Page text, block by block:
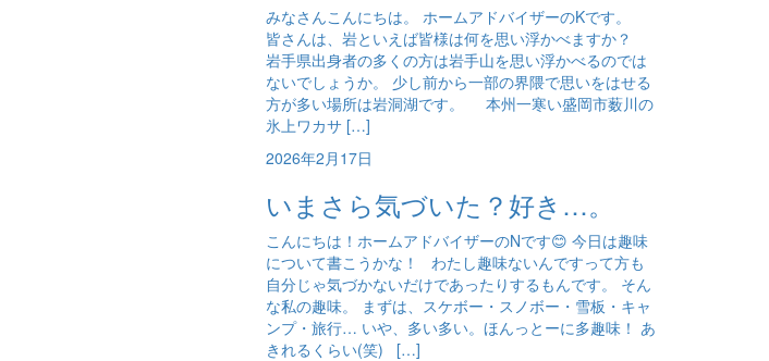
みなさんこんにちは。 ホームアドバイザーのKです。
皆さんは、岩といえば皆様は何を思い浮かべますか？
岩手県出身者の多くの方は岩手山を思い浮かべるのでは
ないでしょうか。 少し前から一部の界隈で思いをはせる
方が多い場所は岩洞湖です。 本州一寒い盛岡市薮川の
氷上ワカサ […]
2026年2月17日
いまさら気づいた？好き…。
こんにちは！ホームアドバイザーのNです😊 今日は趣味
について書こうかな！ わたし趣味ないんですって方も
自分じゃ気づかないだけであったりするもんです。 そん
な私の趣味。 まずは、スケボー・スノボー・雪板・キャ
ンプ・旅行… いや、多い多い。ほんっとーに多趣味！ あ
きれるくらい(笑) […]